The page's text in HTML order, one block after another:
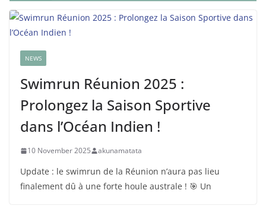
NEWS
Swimrun Réunion 2025 :
Prolongez la Saison Sportive
dans l’Océan Indien !
10 November 2025 akunamatata
Update : le swimrun de la Réunion n’aura pas lieu
finalement dû à une forte houle australe ! 🎯 Un